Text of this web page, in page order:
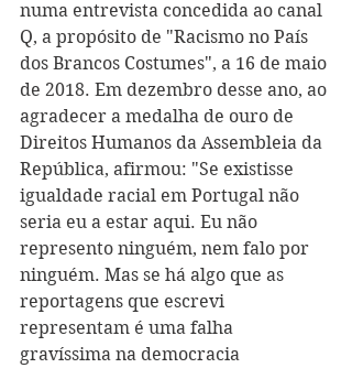
numa entrevista concedida ao canal
Q, a propósito de "Racismo no País
dos Brancos Costumes", a 16 de maio
de 2018. Em dezembro desse ano, ao
agradecer a medalha de ouro de
Direitos Humanos da Assembleia da
República, afirmou: "Se existisse
igualdade racial em Portugal não
seria eu a estar aqui. Eu não
represento ninguém, nem falo por
ninguém. Mas se há algo que as
reportagens que escrevi
representam é uma falha
gravíssima na democracia